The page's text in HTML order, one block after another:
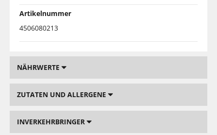
Artikelnummer
4506080213
NÄHRWERTE
ZUTATEN UND ALLERGENE
INVERKEHRBRINGER